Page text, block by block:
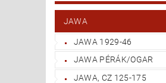
BANKOVNÍ SPOJENÍ
JAWA
JAWA 1929-46
JAWA PÉRÁK/OGAR
JAWA, CZ 125-175